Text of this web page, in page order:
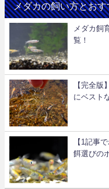
メダカの飼い方とお
メダカ飼
覧！
【完全版
にベスト
【1記事
餌選びの